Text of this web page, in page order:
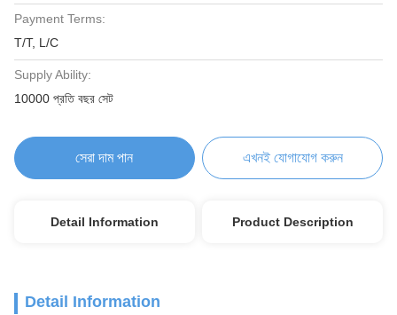
Payment Terms:
T/T, L/C
Supply Ability:
10000 প্রতি বছর সেট
সেরা দাম পান এখনই যোগাযোগ করুন
Detail Information Product Description
Detail Information